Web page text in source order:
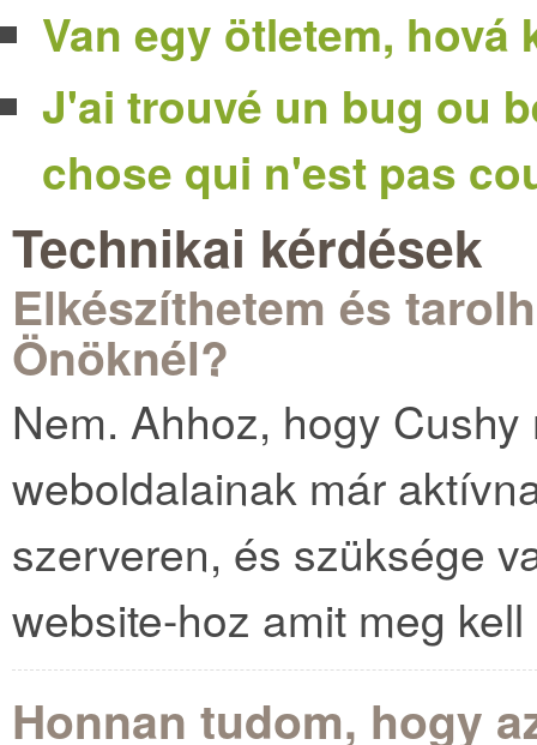
Van egy ötletem, hová
J'ai trouvé un bug ou
chose qui n'est pas
Technikai kérdések
Elkészíthetem és
Önöknél?
Nem. Ahhoz, hogy
weboldalainak már
szerveren, és szüksége
website-hoz amit meg
Honnan tudom, hogy